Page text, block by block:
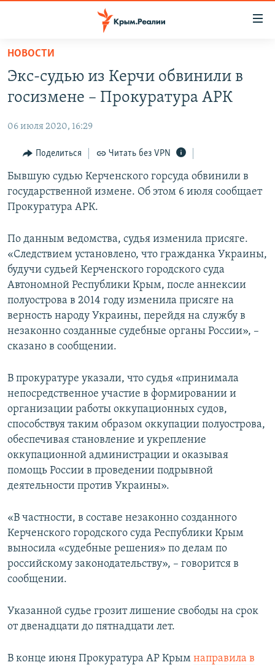
Вернуться
основному
содержанию
навигации
Вернутся
поиску
СПЕЦПРОЕКТЫ
КАРТА ВОЕННЫХ ОБЪЕКТОВ КРЫМА
11 ЛЕТ ОККУПАЦИИ КРЫМА. 11 ИСТОРИЙ СОПРОТИВЛЕНИЯ
ИСТОРИЯ
ЕЩЕ
ИНТЕРАКТИВ
ИНФОГРАФИКА
СОВЕТЫ ПРАВОЗАЩИТНИКОВ
ПРОПАВШИЕ БЕЗ ВЕСТИ
ПОБЕДИТЕЛЕЙ НЕ СУДЯТ?
КРЫМ.НЕПОКОРЕННЫЙ
ELIFBE
УКРАИНСКАЯ ПРОБЛЕМА КРЫМА
РАДІО СВОБОДА
КАК ОБОЙТИ БЛОКИРОВКУ
Qırımtatar
ПРИСОЕДИНЯЙТЕСЬ!
НОВОСТИ
Экс-судью из Керчи обвинили в
госизмене – Прокуратура АРК
06 июля 2020, 16:29
Поделиться Читать без VPN
Бывшую судью Керченского горсуда обвинили в
государственной измене. Об этом 6 июля сообщает
Прокуратура АРК.
По данным ведомства, судья изменила присяге.
«Следствием установлено, что гражданка Украины,
будучи судьей Керченского городского суда
Автономной Республики Крым, после аннексии
полуострова в 2014 году изменила присяге на
верность народу Украины, перейдя на службу в
незаконно созданные судебные органы России», –
сказано в сообщении.
В прокуратуре указали, что судья «принимала
непосредственное участие в формировании и
организации работы оккупационных судов,
способствуя таким образом оккупации полуострова,
обеспечивая становление и укрепление
оккупационной администрации и оказывая
помощь России в проведении подрывной
деятельности против Украины».
«В частности, в составе незаконно созданного
Керченского городского суда Республики Крым
выносила «судебные решения» по делам по
российскому законодательству», – говорится в
сообщении.
Указанной судье грозит лишение свободы на срок
от двенадцати до пятнадцати лет.
В конце июня Прокуратура АР Крым направила в